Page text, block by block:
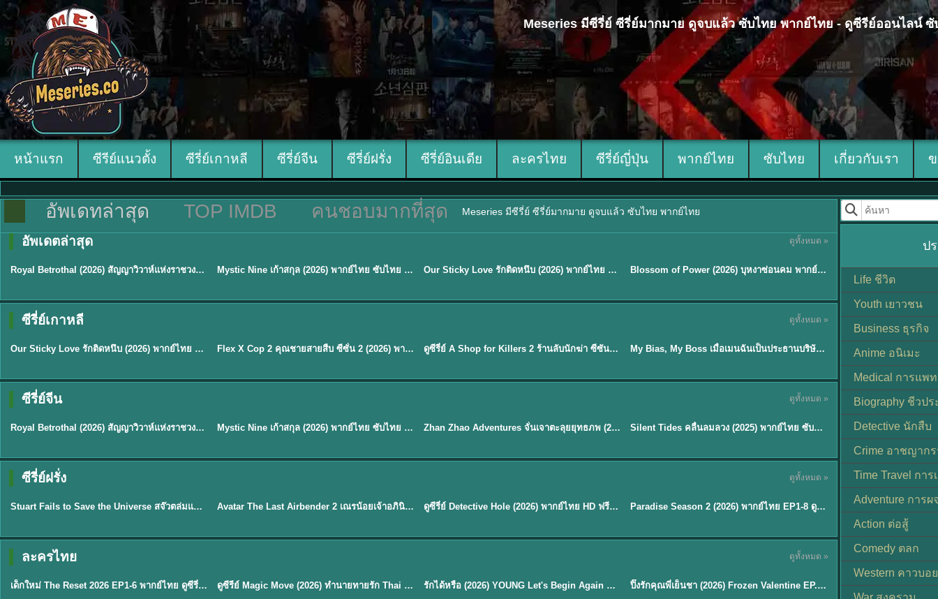
Meseries มีซีรี่ย์ ซีรี่ย์มากมาย ดูจบแล้ว ซับไทย พากย์ไทย - ดูซีรีย์ออนไลน์
หน้าแรก ซีรีย์แนวตั้ง ซีรี่ย์เกาหลี ซีรี่ย์จีน ซีรี่ย์ฝรั่ง ซีรี่ย์อินเดีย ละครไทย ซีรี่ย์ญี่ปุ่น พากย์ไทย ซับไทย เกี่ยวกับเรา
อัพเดทล่าสุด TOP IMDB คนชอบมากที่สุด Meseries มีซีรี่ย์ ซีรี่ย์มากมาย ดูจบแล้ว ซับไทย พากย์ไทย
อัพเดตล่าสุด ดูทั้งหมด »
★9
ซับไทย
Royal Betrothal (2026) สัญญาวิวาห์แห่งราชวงศ์ พากย์ไทย ซับไทย EP1-32 ★9 Mystic Nine เก้าสกุล (2026) พากย์ไทย ซับไทย EP.1-30 ★6 Our Sticky Love รักติดหนึบ (2026) พากย์ไทย ซับไทย EP.1-12 Blossom of Power (2026) บุหงาซ่อนคม พากย์ไทย ซับไทย EP1-36
ซีรี่ย์เกาหลี ดูทั้งหมด »
★6
ซับไทย
Our Sticky Love รักติดหนึบ (2026) พากย์ไทย ซับไทย EP.1-12 ★8 Flex X Cop 2 คุณชายสายสืบ ซีซั่น 2 (2026) พากย์ไทย ซับไทย EP.1-14 ★8 EP.16ดูซีรี่ย์ A Shop for Killers 2 ร้านลับนักฆ่า ซีซัน 2 (2026) ซับไทย-พากย์ไทย My Bias, My Boss เมื่อเมนฉันเป็นประธานบริษัท (2026) พากย์ไทย ซับไทย EP.1-12
ซีรี่ย์จีน ดูทั้งหมด »
★9
ซับไทย
Royal Betrothal (2026) สัญญาวิวาห์แห่งราชวงศ์ พากย์ไทย ซับไทย EP1-32 ★9 Mystic Nine เก้าสกุล (2026) พากย์ไทย ซับไทย EP.1-30 ★5 Zhan Zhao Adventures จั่นเจาตะลุยยุทธภพ (2026) พากย์ไทย ซับไทย EP.1-37 (จบ) ★9.5 Silent Tides คลื่นลมลวง (2025) พากย์ไทย ซับไทย EP.1-31
ซีรี่ย์ฝรั่ง ดูทั้งหมด »
★9.3
พากย์ไทย
Stuart Fails to Save the Universe สจ๊วตล่มแผนกู้จักรวาล (2026) พากย์ไทย ซับไทย EP.1-10 ★7.8 EP.7Avatar The Last Airbender 2 เณรน้อยเจ้าอภินิหาร พากย์ไทย EP.9ดูซีรี่ย์ Detective Hole (2026) พากย์ไทย HD ฟรี อัปเดตล่าสุด Netflix EP.8Paradise Season 2 (2026) พากย์ไทย EP1-8 ดูซีรี่ย์ฝรั่ง HD ครบทุกตอน
ละครไทย ดูทั้งหมด »
★ 8 EP.6
พากย์ไทย
เด็กใหม่ The Reset 2026 EP1-6 พากย์ไทย ดูซีรี่ย์ Netflix ล่าสุด HD ดูซีรีย์ Magic Move (2026) ทำนายทายรัก Thai EP.1-10 HD รักได้หรือ (2026) YOUNG Let's Begin Again พากย์ไทย EP.1-19 ★8 ปิ๊งรักคุณพี่เย็นชา (2026) Frozen Valentine EP.1-10 (จบ)
ป
Life ชีวิต
Youth เยาวชน
Business ธุรกิจ
Anime อนิเมะ
Medical การแพ
Biography ชีวปร
Detective นักสืบ
Crime อาชญาก
Time Travel กา
Adventure การ
Action ต่อสู้
Comedy ตลก
Western คาวบอ